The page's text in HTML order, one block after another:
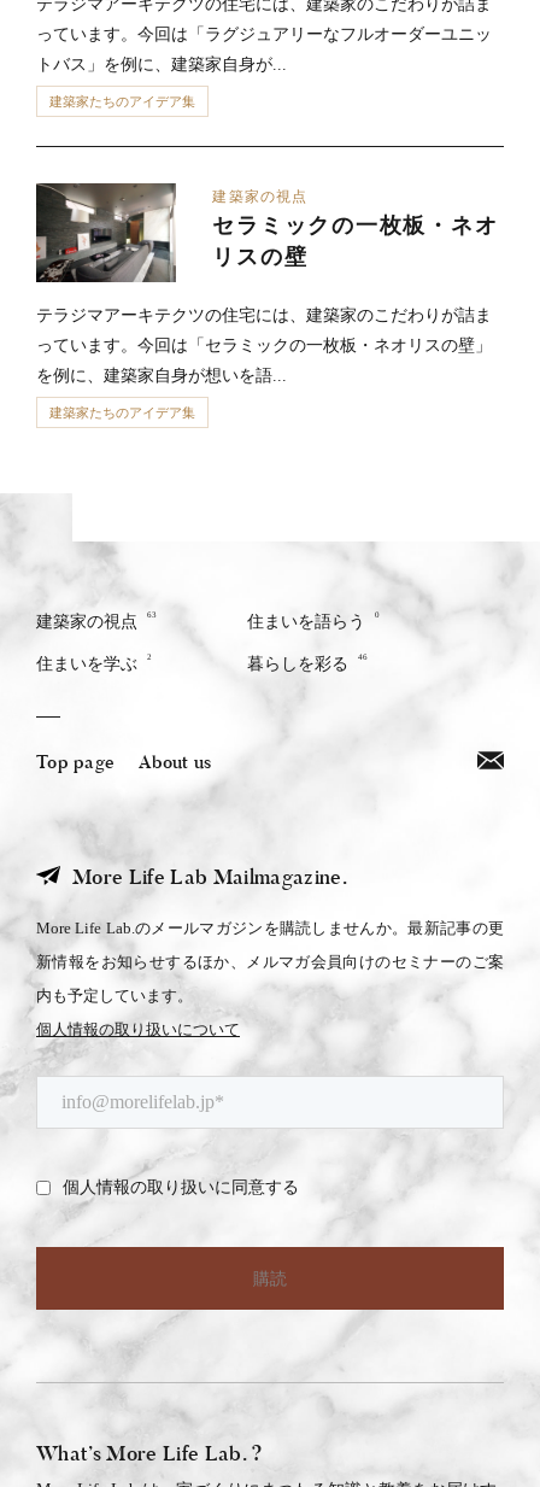
テラジマアーキテクツの住宅には、建築家のこだわりが詰ま
っています。今回は「ラグジュアリーなフルオーダーユニッ
トバス」を例に、建築家自身が...
建築家たちのアイデア集
建築家の視点
セラミックの一枚板・ネオ
リスの壁
テラジマアーキテクツの住宅には、建築家のこだわりが詰ま
っています。今回は「セラミックの一枚板・ネオリスの壁」
を例に、建築家自身が想いを語...
建築家たちのアイデア集
建築家の視点 63 住まいを語らう 0
住まいを学ぶ 2 暮らしを彩る 46
Top page About us
More Life Lab Mailmagazine.
More Life Lab.のメールマガジンを購読しませんか。最新記事の更
新情報をお知らせするほか、メルマガ会員向けのセミナーのご案
内も予定しています。
個人情報の取り扱いについて
What’s More Life Lab. ?